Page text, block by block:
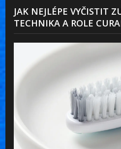
JAK NEJLÉPE VYČISTIT
TECHNIKA A ROLE